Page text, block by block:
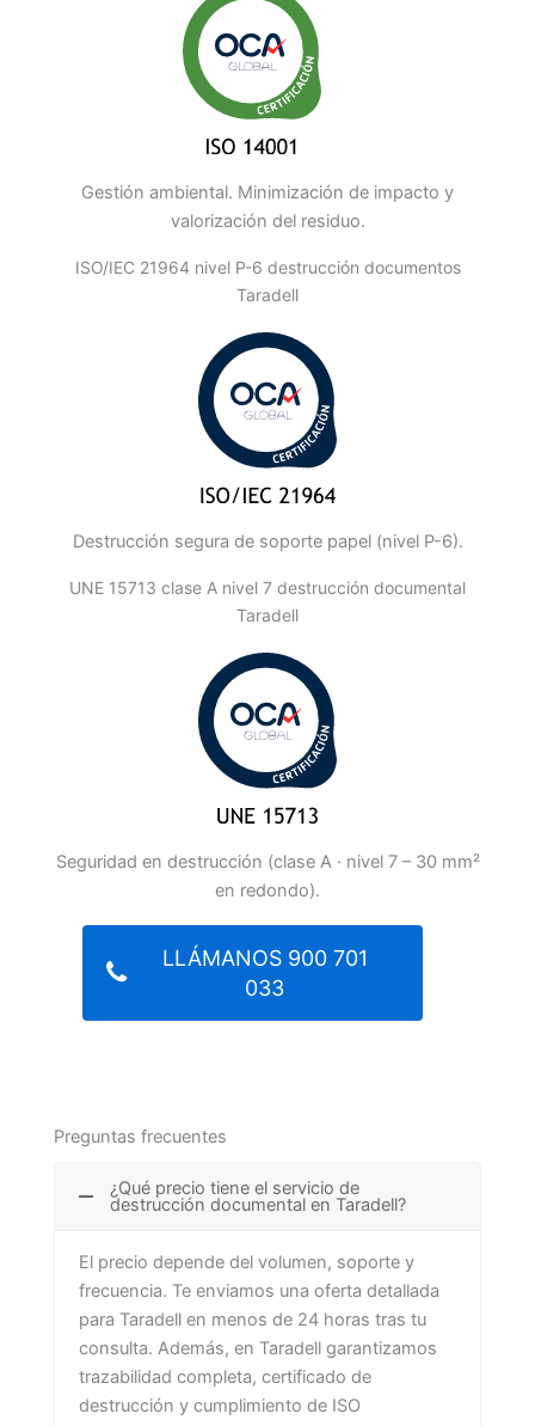
Gestión ambiental. Minimización de impacto y
valorización del residuo.
ISO/IEC 21964 nivel P-6 destrucción documentos
Taradell
Destrucción segura de soporte papel (nivel P-6).
UNE 15713 clase A nivel 7 destrucción documental
Taradell
Seguridad en destrucción (clase A · nivel 7 – 30 mm²
en redondo).
LLÁMANOS 900 701
033
Preguntas frecuentes
¿Qué precio tiene el servicio de
destrucción documental en Taradell?
El precio depende del volumen, soporte y
frecuencia. Te enviamos una oferta detallada
para Taradell en menos de 24 horas tras tu
consulta. Además, en Taradell garantizamos
trazabilidad completa, certificado de
destrucción y cumplimiento de ISO